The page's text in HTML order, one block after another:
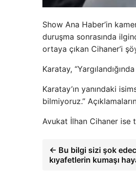
Show Ana Haber’in
duruşma sonrasında
ortaya çıkan Cihaner’i
Karatay,
Karatay’ın yanındaki
bilmiyoruz.”
Avukat İlhan Cihaner ise
← Bu bilgi sizi şok
kıyafetlerin kumaşı